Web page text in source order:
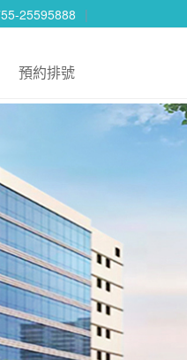
25595888 |
預約排號